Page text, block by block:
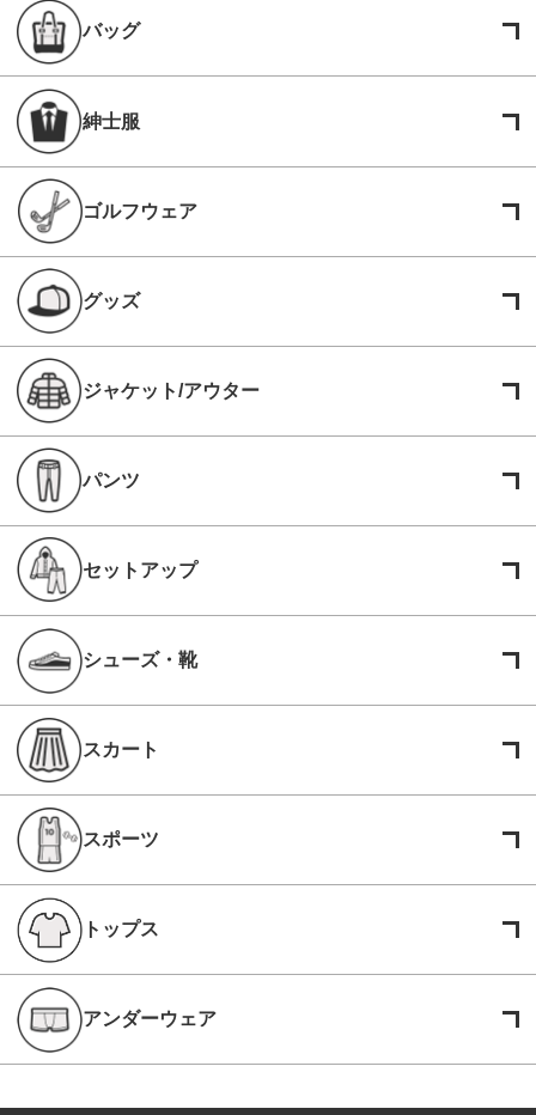
バッグ
紳士服
ゴルフウェア
グッズ
ジャケット/アウター
パンツ
セットアップ
シューズ・靴
スカート
スポーツ
トップス
アンダーウェア